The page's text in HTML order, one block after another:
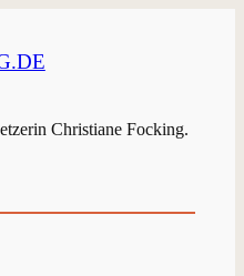
Christiane Focking.